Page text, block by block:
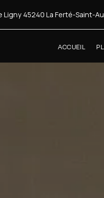
Ligny 45240 La Ferté-Saint-
ACCUEIL